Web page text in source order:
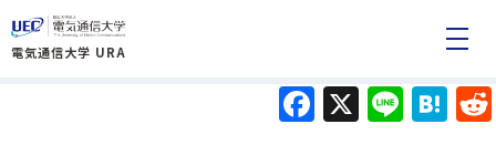
電気通信大学 URA
Facebook
X Line